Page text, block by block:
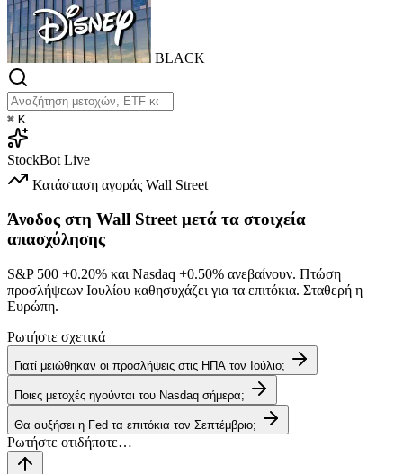
BLACK
⌘ K
StockBot Live
Κατάσταση αγοράς Wall Street
Άνοδος στη Wall Street μετά τα στοιχεία
απασχόλησης
S&P 500 +0.20% και Nasdaq +0.50% ανεβαίνουν. Πτώση
προσλήψεων Ιουλίου καθησυχάζει για τα επιτόκια. Σταθερή η
Ευρώπη.
Ρωτήστε σχετικά
Γιατί μειώθηκαν οι προσλήψεις στις ΗΠΑ τον Ιούλιο;
Ποιες μετοχές ηγούνται του Nasdaq σήμερα;
Θα αυξήσει η Fed τα επιτόκια τον Σεπτέμβριο;